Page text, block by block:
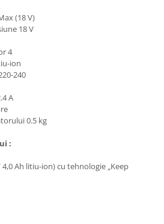
(18 V)
18 V
4
ion
240
A
0.5 kg
:
4,0 Ah litiu-ion) cu tehnologie „Keep